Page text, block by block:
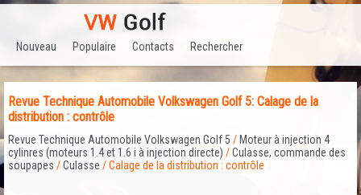
Nouveau Populaire Contacts Rechercher
Revue Technique Automobile Volkswagen Golf 5: Calage de la
distribution : contrôle
Revue Technique Automobile Volkswagen Golf 5 / Moteur à injection 4
cylinres (moteurs 1.4 et 1.6 i à injection directe) /Culasse, commande des
soupapes /Culasse / Calage de la distribution : contrôle